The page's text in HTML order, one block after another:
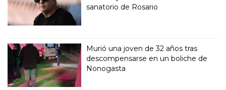
sanatorio de Rosario
Murió una joven de 32 años tras
descompensarse en un boliche de
Nonogasta